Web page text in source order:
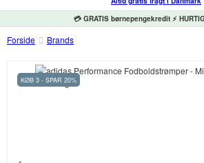
💳 GRATIS børnepengekredit ⚡
Forside Brands
KØB 3 - SPAR 20%